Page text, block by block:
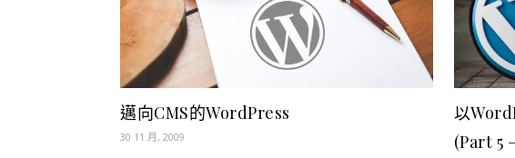
邁向CMS的WordPress
30 11 月, 2009
以
(Part 5